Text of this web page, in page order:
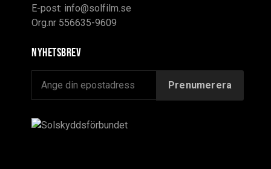
E-post: info@solfilm.se
Org.nr 556635-9609
Nyhetsbrev